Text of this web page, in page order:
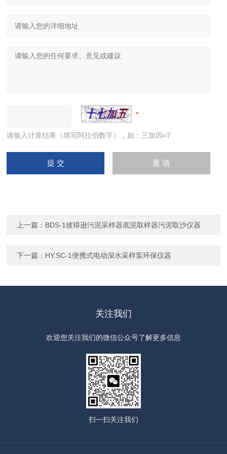
请输入计算结果（填写阿拉伯数字），如：三加四=7
上一篇： BDS-1彼得逊污泥采样器底泥取样器污泥取沙仪器
下一篇： HY.SC-1便携式电动深水采样泵环保仪器
关注我们
欢迎您关注我们的微信公众号了解更多信息
扫一扫关注我们